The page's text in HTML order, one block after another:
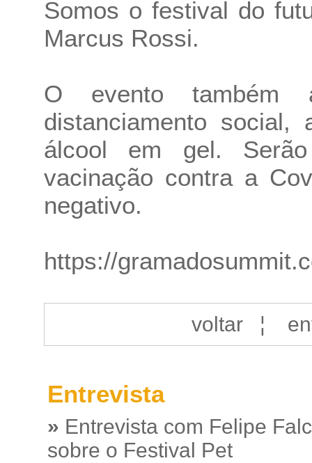
Somos o festival do
Marcus Rossi.
O evento também
distanciamento
álcool em gel.
vacinação contra a
negativo.
https://
voltar¦
Entrevista
» Entrevista com Felipe
sobre o Festival Pet